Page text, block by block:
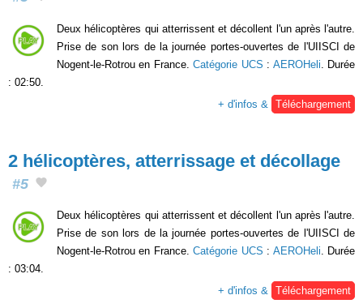
Deux hélicoptères qui atterrissent et décollent l'un après l'autre.
Prise de son lors de la journée portes-ouvertes de l'UIISCI de
Nogent-le-Rotrou en France.Catégorie UCS : AEROHeli . Durée
: 02:50.
+ d'infos &
Téléchargement
2 hélicoptères, atterrissage et décollage
#5
Deux hélicoptères qui atterrissent et décollent l'un après l'autre.
Prise de son lors de la journée portes-ouvertes de l'UIISCI de
Nogent-le-Rotrou en France.Catégorie UCS : AEROHeli. Durée
: 03:04.
+ d'infos & Téléchargement